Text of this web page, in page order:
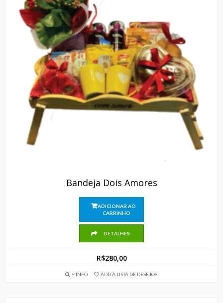
Bandeja Dois Amores
ADICIONAR AO
CARRINHO
DETALHES
R$280,00
+ INFO ADD A LISTA DE DESEJOS